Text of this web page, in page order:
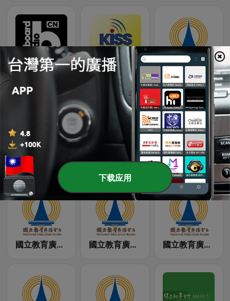
Billboard Radio - EDM/Club KISS Radio
國立教育廣播電臺 花蓮分臺FM-1
國立教育廣播電臺 臺中AM臺 國立教育廣播電臺 花蓮分臺FM-2 國立教育廣播電臺 臺北總臺AM臺
下载应用